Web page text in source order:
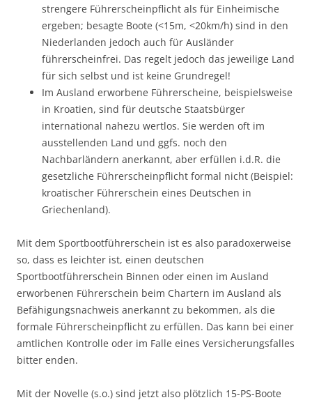
strengere Führerscheinpflicht als für Einheimische
ergeben; besagte Boote (<15m, <20km/h) sind in den
Niederlanden jedoch auch für Ausländer
führerscheinfrei. Das regelt jedoch das jeweilige Land
für sich selbst und ist keine Grundregel!
Im Ausland erworbene Führerscheine, beispielsweise
in Kroatien, sind für deutsche Staatsbürger
international nahezu wertlos. Sie werden oft im
ausstellenden Land und ggfs. noch den
Nachbarländern anerkannt, aber erfüllen i.d.R. die
gesetzliche Führerscheinpflicht formal nicht (Beispiel:
kroatischer Führerschein eines Deutschen in
Griechenland).
Mit dem Sportbootführerschein ist es also paradoxerweise
so, dass es leichter ist, einen deutschen
Sportbootführerschein Binnen oder einen im Ausland
erworbenen Führerschein beim Chartern im Ausland als
Befähigungsnachweis anerkannt zu bekommen, als die
formale Führerscheinpflicht zu erfüllen. Das kann bei einer
amtlichen Kontrolle oder im Falle eines Versicherungsfalles
bitter enden.
Mit der Novelle (s.o.) sind jetzt also plötzlich 15-PS-Boote